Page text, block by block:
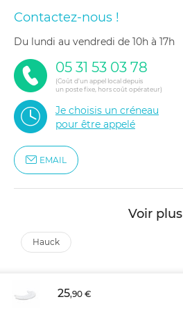
Contactez-nous !
du lundi au vendredi de 10h à 17h
05 31 53 03 78
(Coût d'un appel local depuis
un poste fixe, hors coût opérateur)
Je choisis un créneau
pour être appelé
EMAIL
Voir plus
hauck
25,90 €